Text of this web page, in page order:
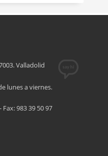
Valladolid
lunes a viernes.
Fax: 983 39 50 97